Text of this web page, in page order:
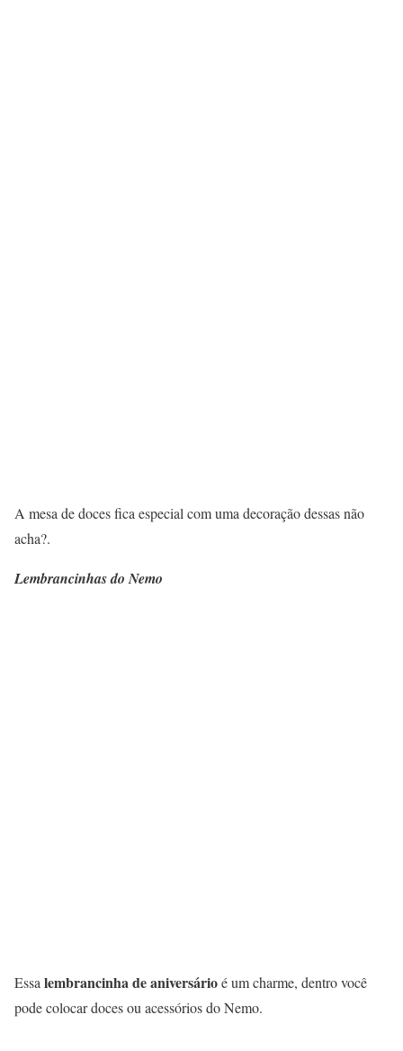
A mesa de doces fica especial com uma decoração dessas não
acha?.
Lembrancinhas do Nemo
Essa lembrancinha de aniversárioé um charme, dentro você
pode colocar doces ou acessórios do Nemo.